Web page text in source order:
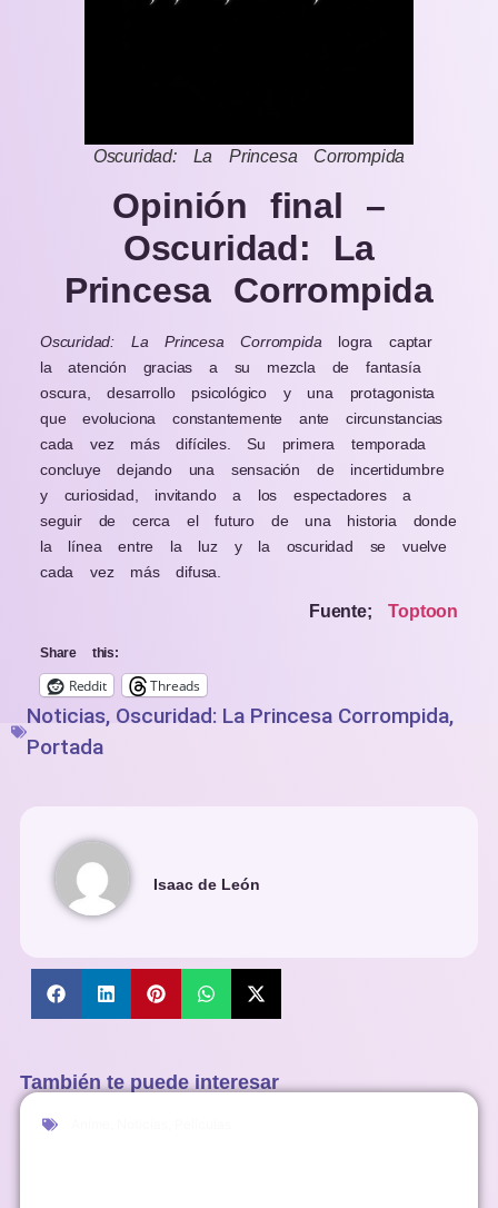
Oscuridad: La Princesa Corrompida
Opinión final –
Oscuridad: La
Princesa Corrompida
Oscuridad: La Princesa Corrompida logra captar
la atención gracias a su mezcla de fantasía
oscura, desarrollo psicológico y una protagonista
que evoluciona constantemente ante circunstancias
cada vez más difíciles. Su primera temporada
concluye dejando una sensación de incertidumbre
y curiosidad, invitando a los espectadores a
seguir de cerca el futuro de una historia donde
la línea entre la luz y la oscuridad se vuelve
cada vez más difusa.
Fuente;Toptoon
Share this:
Reddit Threads
Noticias, Oscuridad: La Princesa Corrompida,
Portada
Isaac de León
También te puede interesar